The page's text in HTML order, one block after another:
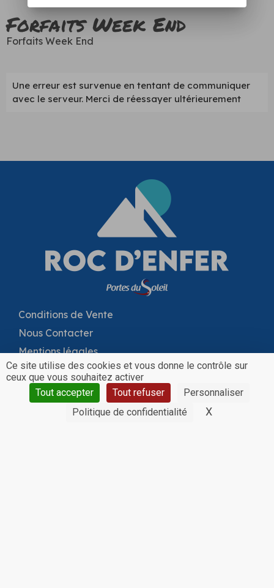
Ce site utilise des cookies et vous donne le contrôle sur
ceux que vous souhaitez activer
Tout accepter
Tout refuser
Personnaliser
Politique de confidentialité
X
Forfaits Week End
Forfaits Week End
Une erreur est survenue en tentant de communiquer
avec le serveur. Merci de réessayer ultérieurement
Conditions de Vente
Nous Contacter
Mentions légales
Gestion des cookies
Carnet d’avantages
CAISSES